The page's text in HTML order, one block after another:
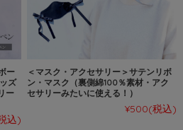
ー
ズ
ー
込)
＜マスク・アクセサリー＞サテンリボ
ン・マスク（裏側綿100％素材・アク
セサリーみたいに使える！）
¥500(税込)